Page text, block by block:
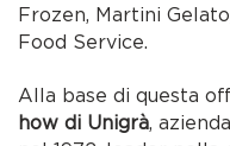
Frozen, Martini
Food Service.
Alla base di questa
how di Unigrà,